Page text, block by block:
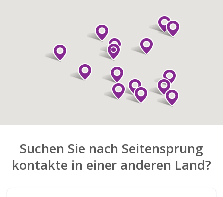
Suchen Sie nach Seitensprung
kontakte in einer anderen Land?